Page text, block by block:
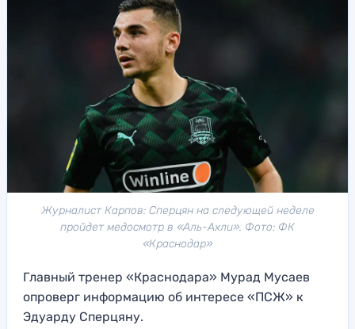
Журналист Карпов: Сперцян на следующей неделе
пройдет медосмотр в «Аль-Ахли». Фото: ФК
«Краснодар»
Главный тренер «Краснодара» Мурад Мусаев
опроверг информацию об интересе «ПСЖ» к
Эдуарду Сперцяну.